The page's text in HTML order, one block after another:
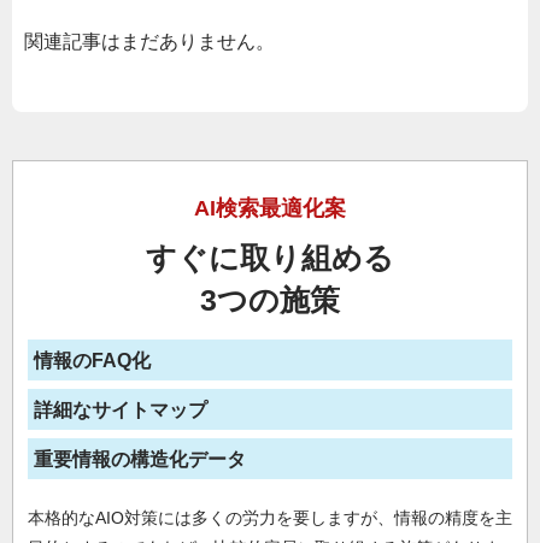
関連記事はまだありません。
AI検索最適化案
すぐに取り組める
3つの施策
情報のFAQ化
詳細なサイトマップ
重要情報の構造化データ
本格的なAIO対策には多くの労力を要しますが、情報の精度を主